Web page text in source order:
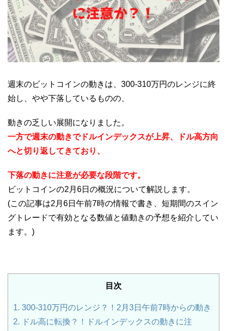
週末のビットコインの動きは、300-310万円のレンジに終
始し、やや下落しているものの、
動きの乏しい展開になりました。
一方で週末の動きでドルインデックスが上昇、ドル高方向
へと切り返してきており、
下落の動きに注意が必要な段階です。
ビットコインの2月6日の概況について解説します。
(この記事は2月6日午前7時の情報で書き、短期間のスイン
グトレードで有効となる数値と値動きの予想を紹介してい
ます。)
目次
1. 300-310万円のレンジ？！2月3日午前7時からの動き
2. ドル高に転換？！ドルインデックスの動きに注